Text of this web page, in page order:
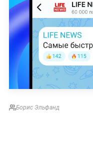
Борис Эльфанд